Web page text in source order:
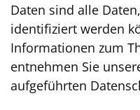
Daten sind alle
identifiziert werden
Informationen zum
entnehmen Sie
aufgeführten